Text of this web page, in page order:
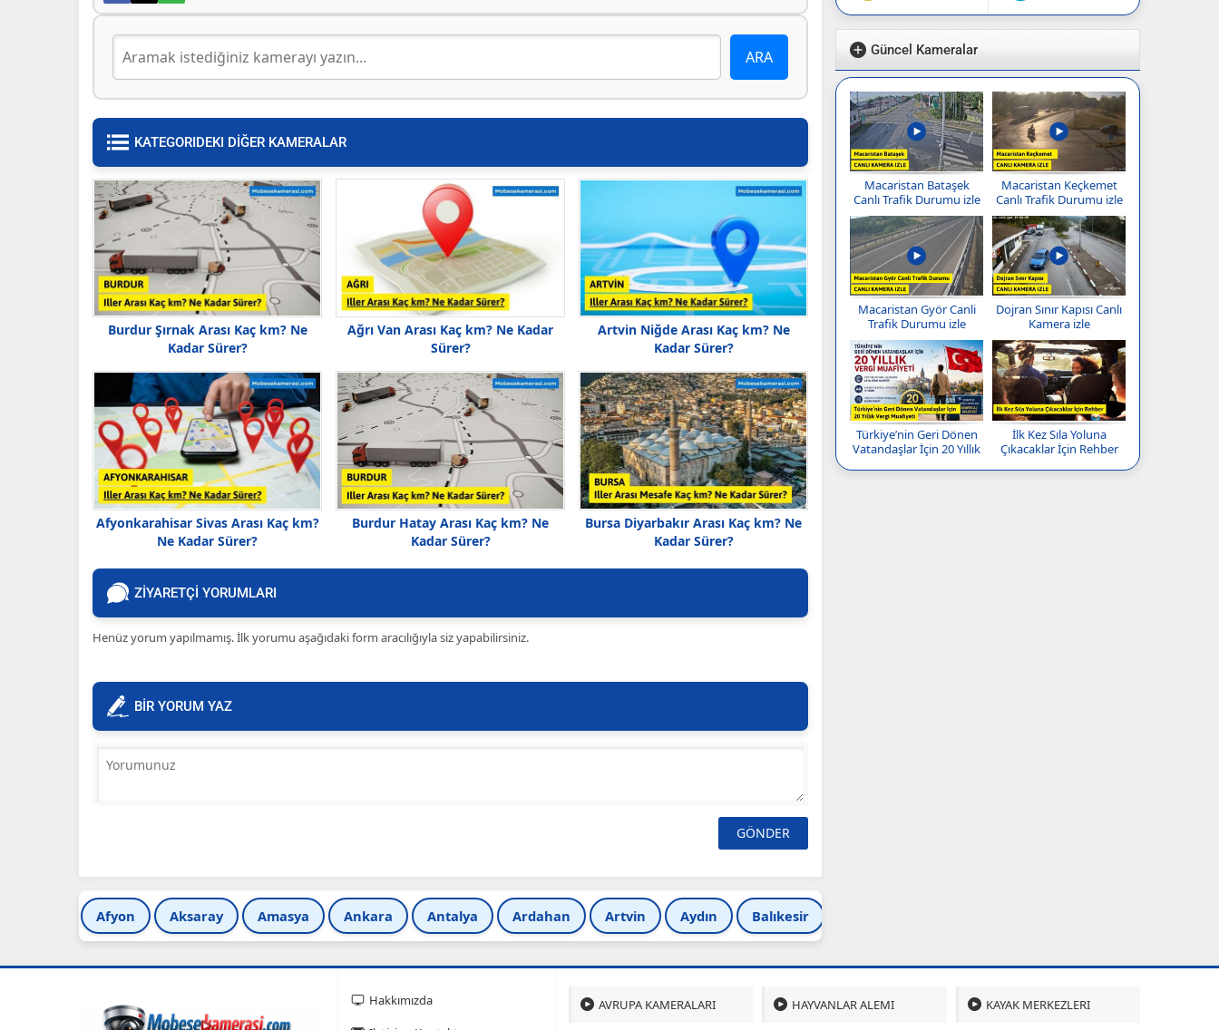
KATEGORIDEKI DİĞER KAMERALAR
Burdur Şırnak Arası Kaç km? Ne
Kadar Sürer?
Ağrı Van Arası Kaç km? Ne Kadar
Sürer?
Artvin Niğde Arası Kaç km? Ne
Kadar Sürer?
Afyonkarahisar Sivas Arası Kaç km?
Ne Kadar Sürer?
Burdur Hatay Arası Kaç km? Ne
Kadar Sürer?
Bursa Diyarbakır Arası Kaç km? Ne
Kadar Sürer?
ZİYARETÇİ YORUMLARI
Henüz yorum yapılmamış. İlk yorumu aşağıdaki form aracılığıyla siz yapabilirsiniz.
BİR YORUM YAZ
Afyon Aksaray Amasya Ankara Antalya Ardahan Artvin Aydın Balıkesir
Güncel Kameralar
Macaristan Bataşek
Canlı Trafik Durumu izle
Macaristan Keçkemet
Canlı Trafik Durumu izle
Macaristan Györ Canli
Trafik Durumu izle
Dojran Sınır Kapısı Canlı
Kamera izle
Türkiye’nin Geri Dönen
Vatandaşlar İçin 20 Yıllık
İlk Kez Sıla Yoluna
Çıkacaklar İçin Rehber
Hakkımızda
AVRUPA KAMERALARI HAYVANLAR ALEMI KAYAK MERKEZLERI